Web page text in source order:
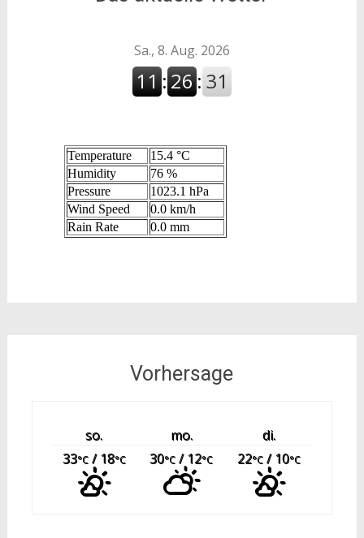
Vorhersage
so. mo.
di.
33°C/ 18°C 30°C / 12°C 22°C / 10°C